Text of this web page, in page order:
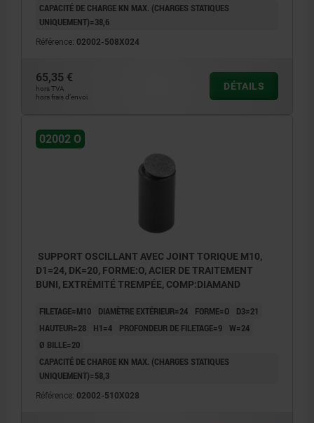
CAPACITÉ DE CHARGE KN MAX. (CHARGES STATIQUES
UNIQUEMENT)=38,6
Référence: 02002-508X024
65,35 €
hors TVA
hors frais d’envoi
DÉTAILS
02002 O
SUPPORT OSCILLANT AVEC JOINT TORIQUE M10,
D1=24, DK=20, FORME:O, ACIER DE TRAITEMENT
BUNI, EXTRÉMITÉ TREMPÉE, COMP:DIAMAND
FILETAGE=M10 DIAMÈTRE EXTÉRIEUR=24 FORME=O
D3=21
HAUTEUR=28
H1=4 PROFONDEUR DE FILETAGE=9 W=24
Ø BILLE=20
CAPACITÉ DE CHARGE KN MAX. (CHARGES STATIQUES
UNIQUEMENT)=58,3
Référence: 02002-510X028